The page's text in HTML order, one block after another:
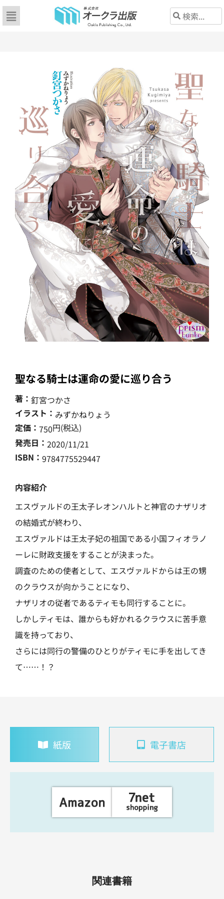
聖なる騎士は運命の愛に巡り合う
著： 釘宮つかさ
イラスト： みずかねりょう
定価： 750円(税込)
発売日： 2020/11/21
ISBN： 9784775529447
内容紹介
エスヴァルドの王太子レオンハルトと神官のナザリオ
の結婚式が終わり、
エスヴァルドは王太子妃の祖国である小国フィオラノ
ーレに財政支援をすることが決まった。
調査のための使者として、エスヴァルドからは王の甥
のクラウスが向かうことになり、
ナザリオの従者であるティモも同行することに。
しかしティモは、誰からも好かれるクラウスに苦手意
識を持っており、
さらには同行の警備のひとりがティモに手を出してき
て……！？
紙版 電子書店
関連書籍